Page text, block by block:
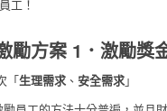
勵方案 1．激勵獎
「生理需求、 安全需求」